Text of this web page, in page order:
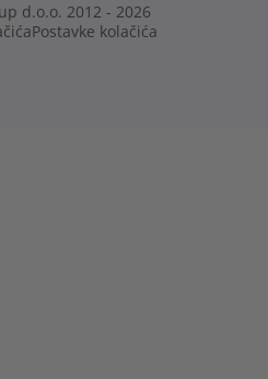
d.o.o. 2012 - 2026
Postavke kolačića